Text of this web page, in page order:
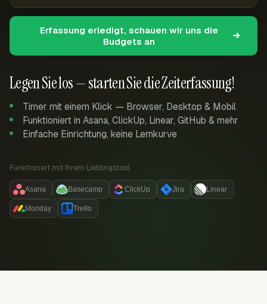
Legen Sie los — starten Sie die Zeiterfassung!
Timer mit einem Klick — Browser, Desktop & Mobil
Funktioniert in Asana, ClickUp, Linear, GitHub & mehr
Einfache Einrichtung, keine Lernkurve
Funktioniert mit Ihrem Lieblingstool:
Asana Basecamp ClickUp Jira Linear
Monday Trello
Erfassung erledigt, schauen wir uns die
Budgets an